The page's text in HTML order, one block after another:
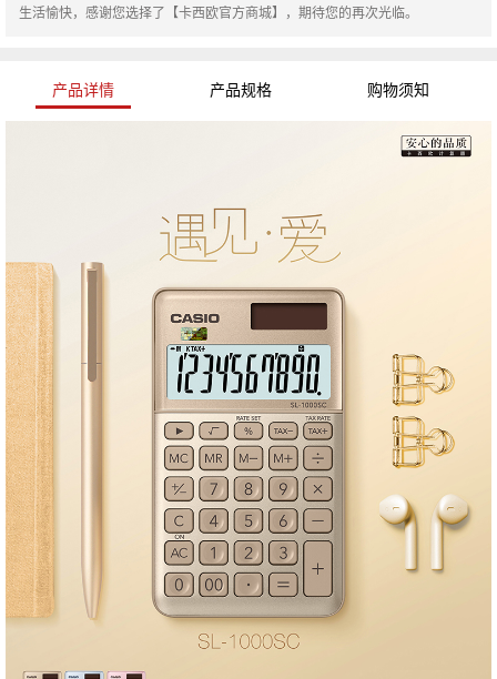
生活愉快，感谢您选择了【卡西欧官方商城】，期待您的再次光临。
产品详情 产品规格 购物须知